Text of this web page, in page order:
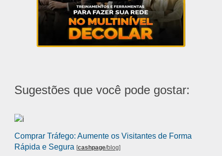
Sugestões que você pode gostar:
Comprar Tráfego: Aumente os Visitantes de Forma
Rápida e Segura [cashpage/blog]